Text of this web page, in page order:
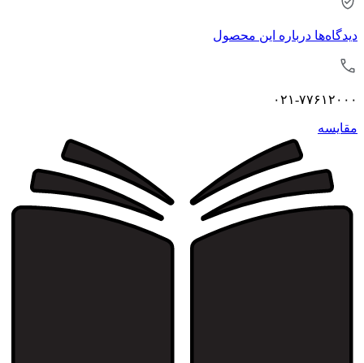
دیدگاه‌ها درباره این محصول
۰۲۱-۷۷۶۱۲۰۰۰
مقايسه